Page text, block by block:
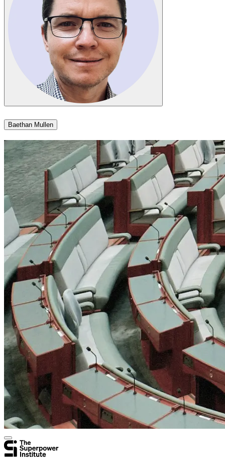
Baethan Mullen​​​​‌ ‍ ​‍​‍‌‍ ‌ ​‍‌‍‍‌‌‍‌ ‌‍‍‌‌‍ ‍​‍​‍​ ‍‍​‍​‍‌ ​ ‌‍​‌‌‍ ‍‌‍‍‌‌ ‌​‌ ‍‌​‍ ‍‌‍‍‌‌‍ ​‍​‍​‍ ​​‍​‍‌‍‍​‌ ​‍‌‍‌‌‌‍‌‍​‍​‍​ ‍‍​‍​‍‌‍‍​‌ ‌​‌ ‌​‌ ​​​ ‍‍​‍ ​‍ ‌‍ ​‌‍ ‌‍​ ‌‍​‌‌‍ ​‌‍‍​‌‍ ‌ ​ ‌ ‌​​ ‍‍​ ​ ​ ​ ​ ​ ​ ​ ​‍ ‌‍‍‌‌‍ ‍‌ ‌​‌‍‌‌‌‍ ‍‌ ‌​​‍ ‌‍‌‌‌‍‌​‌‍‍‌‌ ‌​​‍ ‌‍ ‌‌‍ ‌‍‌​‌‍‌‌​ ‌‌ ​​‌ ​‍‌‍‌‌‌ ​ ‌‍‌‌‌‍ ‍‌ ‌​‌‍​‌‌ ‌​‌‍‍‌‌‍ ‌‍ ‍​ ‍ ‌‍‍‌‌‍‌​​ ‌​ ​‍‌‍​‍​ ‌​​ ​‌​ ​‍‌‍​‍‌‍​‌‌‍​‌​‍ ‌​ ‍​​ ​​​ ‍‌​ ​‍​‍ ‌​ ‌​‌‍​‍​ ‍​​ ‌ ​‍ ‌‌‍​‍‌‍‌​‌‍‌‌​ ‌‌​‍ ‌​ ​ ‌‍‌​‌‍​‌​ ‌​​ ‌‌​ ​‍​ ‍​​ ‍‌​ ‍‌​ ​ ​ ​ ​ ‍‌​ ‍ ‌ ‌​‌ ‍‌‌ ​​‌‍‌‌​ ‌‌‍​‌‌ ‌‌‌ ‌​‌‍‍​‌‍ ‌ ​‍​ ‍ ‌ ​​‌‍​‌‌ ‌​‌‍‍​​ ‌‌‍ ‍‌‍​‌‌‍ ‌‌‍‌‌​ ‌‍​‍‌‍​‌‌ ​ ‌‍‌‌‌‌‌‌‌ ​‍‌‍ ​​ ‌‌‍‍​‌ ‌​‌ ‌​‌ ​​​‍‌‌​ ​ ‌​​‌​‍‌‌​ ​‍‌​‌‍​‍‌‌​ ​‍‌​‌‍‌‍ ​‌‍ ‌‍​ ‌‍​‌‌‍ ​‌‍‍​‌‍ ‌ ​ ‌ ‌​​‍‌‌​ ​ ‌​​‌​ ​ ​ ​ ​ ​ ​ ​ ​‍‌‍‌‍‍‌‌‍‌​​ ‌​ ​‍‌‍​‍​ ‌​​ ​‌​ ​‍‌‍​‍‌‍​‌‌‍​‌​‍ ‌​ ‍​​ ​​​ ‍‌​ ​‍​‍ ‌​ ‌​‌‍​‍​ ‍​​ ‌ ​‍ ‌‌‍​‍‌‍‌​‌‍‌‌​ ‌‌​‍ ‌​ ​ ‌‍‌​‌‍​‌​ ‌​​ ‌‌​ ​‍​ ‍​​ ‍‌​ ‍‌​ ​ ​ ​ ​ ‍‌​‍‌‍‌ ‌​‌ ‍‌‌ ​​‌‍‌‌​ ‌‌‍​‌‌ ‌‌‌ ‌​‌‍‍​‌‍ ‌ ​‍​‍‌‍‌ ​​‌‍​‌‌ ‌​‌‍‍​​ ‌‌‍ ‍‌‍​‌‌‍ ‌‌‍‌‌​‍‌‍‌ ​​‌‍‌‌‌ ​‍‌ ​ ‌ ​​‌‍‌‌‌‍​ ‌ ‌​‌‍‍‌‌ ‌‍‌‍‌‌​ ‌‌ ​​‌ ‌‌‌‍​‍‌‍ ​‌‍‍‌‌ ​ ‌‍‍​‌‍‌‌‌‍‌​​‍​‍‌ ‌